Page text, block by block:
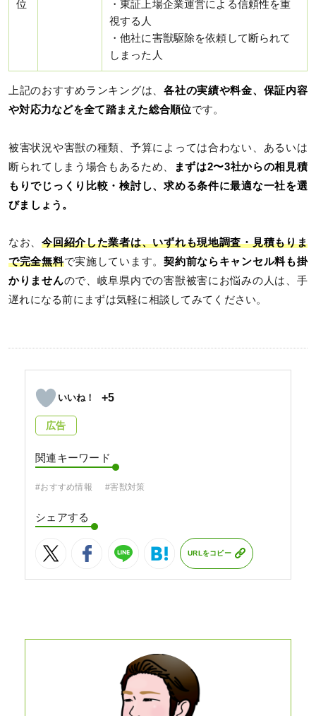
位
・東証上場企業運営による信頼性を重
視する人
・他社に害獣駆除を依頼して断られて
しまった人
上記のおすすめランキングは、各社の実績や料金、保証内容
や対応力などを全て踏まえた総合順位です。
被害状況や害獣の種類、予算によっては合わない、あるいは
断られてしまう場合もあるため、
まずは2〜3社からの相見積
もりでじっくり比較・検討し、求める条件に最適な一社を選
びましょう。
なお、今回紹介した業者は、いずれも現地調査・見積もりま
で完全無料で実施しています。契約前ならキャンセル料も掛
かりませんので、岐阜県内での害獣被害にお悩みの人は、手
遅れになる前にまずは気軽に相談してみてください。
+5
広告
関連キーワード
#おすすめ情報 #害獣対策
シェアする
URLをコピー